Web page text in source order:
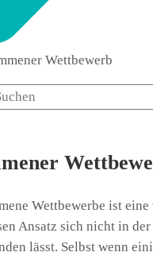
Wettbewerb
Wettbewerbe ist
Ansatz sich nicht in
lässt. Selbst wenn